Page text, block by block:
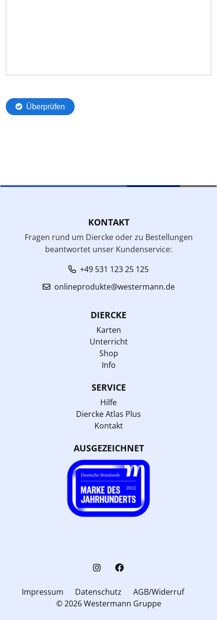
KONTAKT
Fragen rund um Diercke oder zu Bestellungen
beantwortet unser Kundenservice:
+49 531 123 25 125
onlineprodukte@westermann.de
DIERCKE
Karten
Unterricht
Shop
Info
SERVICE
Hilfe
Diercke Atlas Plus
Kontakt
AUSGEZEICHNET
Impressum Datenschutz
AGB/Widerruf
© 2026 Westermann Gruppe